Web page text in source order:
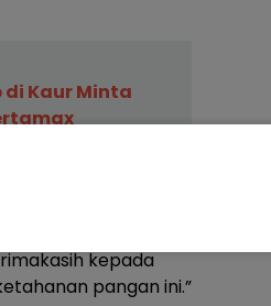
di Kaur Minta
kinerjanya dan kita
meski baru satu
memberikan
kepada
pangan ini.”